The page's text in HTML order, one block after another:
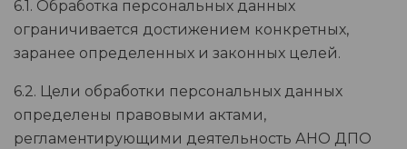
6.1. Обработка персональных данных
ограничивается достижением конкретных,
заранее определенных и законных целей.
6.2. Цели обработки персональных данных
определены правовыми актами,
регламентирующими деятельность АНО ДПО